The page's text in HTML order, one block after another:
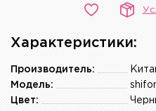
Характеристики:
Производитель:
Модель:
Цвет: